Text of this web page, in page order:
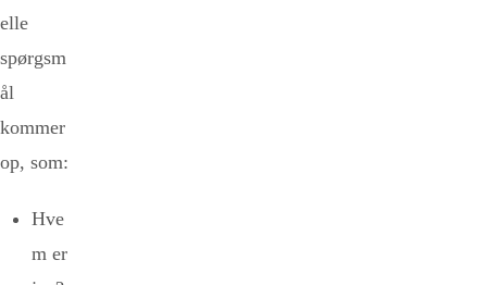
elle
spørgsm
ål
kommer
op, som:
Hve
m er